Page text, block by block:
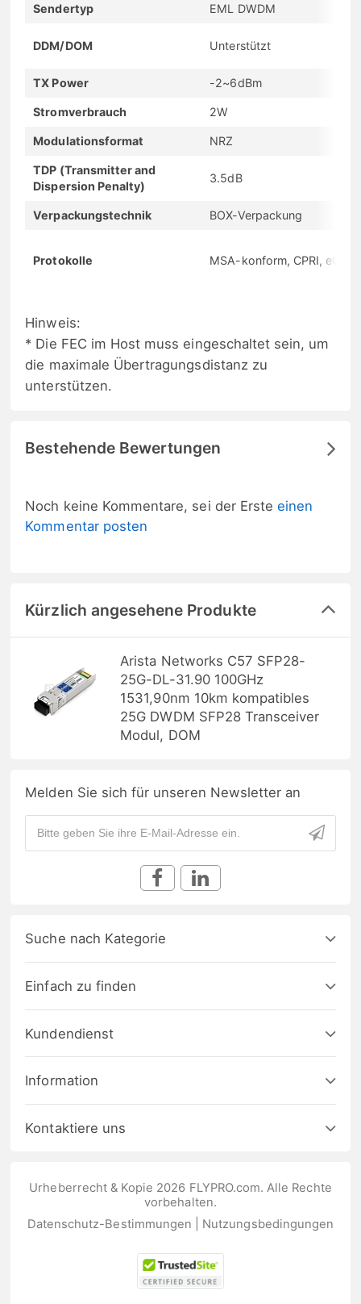
Sendertyp EML DWDM
DDM/DOM Unterstützt
TX Power -2~6dBm
Stromverbrauch 2W
Modulationsformat NRZ
TDP (Transmitter and
Dispersion Penalty)
3.5dB
Verpackungstechnik BOX-Verpackung
Protokolle MSA-konform, CPRI, eCPRI
Hinweis:
* Die FEC im Host muss eingeschaltet sein, um
die maximale Übertragungsdistanz zu
unterstützen.
Bestehende Bewertungen
Noch keine Kommentare, sei der Ersteeinen
Kommentar posten
Kürzlich angesehene Produkte
Arista Networks C57 SFP28-
25G-DL-31.90 100GHz
1531,90nm 10km kompatibles
25G DWDM SFP28 Transceiver
Modul, DOM
Melden Sie sich für unseren Newsletter an
Suche nach Kategorie
Einfach zu finden
Kundendienst
Information
Kontaktiere uns
Urheberrecht & Kopie 2026 FLYPRO.com. Alle Rechte
vorbehalten.
Datenschutz-Bestimmungen
Nutzungsbedingungen